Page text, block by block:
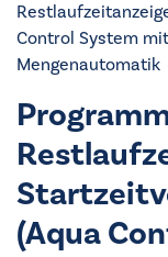
Control System
Mengenautomatik
(Aqua